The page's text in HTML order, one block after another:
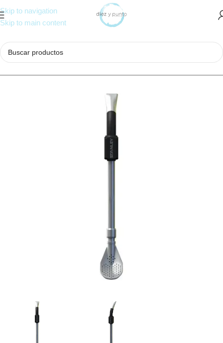
Skip to navigation
Skip to main content